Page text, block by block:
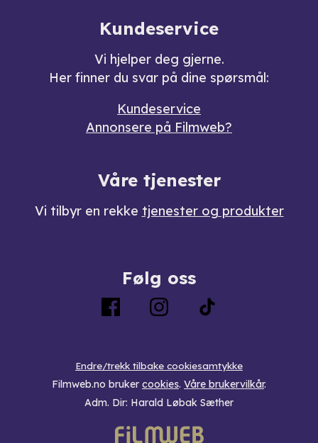
Kundeservice
Vi hjelper deg gjerne.
Her finner du svar på dine spørsmål:
Kundeservice
Annonsere på Filmweb?
Våre tjenester
Vi tilbyr en rekke tjenester og produkter
Følg oss
Endre/trekk tilbake cookiesamtykke
Filmweb.no bruker cookies. Våre brukervilkår.
Adm. Dir: Harald Løbak Sæther